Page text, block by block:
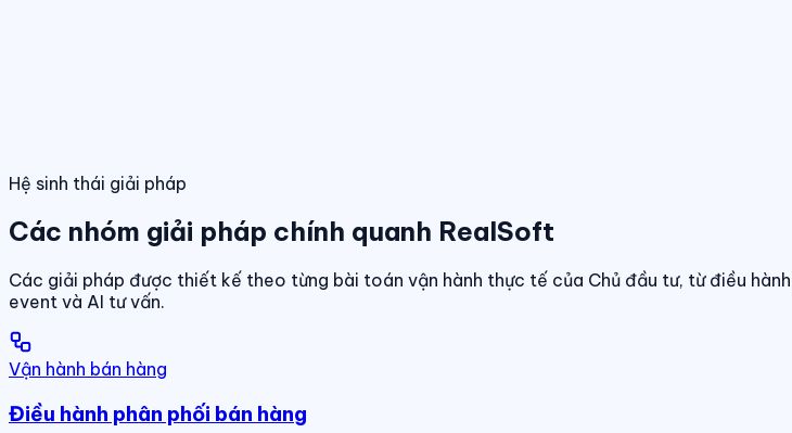
Hệ sinh thái giải pháp
Các nhóm giải pháp chính quanh RealSoft
Các giải pháp được thiết kế theo từng bài toán vận hành thực tế của Chủ đầu tư, từ điều
event và AI tư vấn.
Vận hành bán hàng
Điều hành phân phối bán hàng